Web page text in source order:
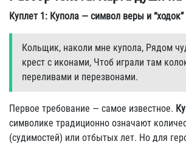
Куплет 1: Купола — символ веры и “ходок”
Кольщик, наколи мне кyпола, Рядом
кpест с иконами, Чтоб игpали там
пеpеливами и пеpезвонами.
Первое требование — самое известное.
символике традиционно означают
(судимостей) или отбытых лет. Но для